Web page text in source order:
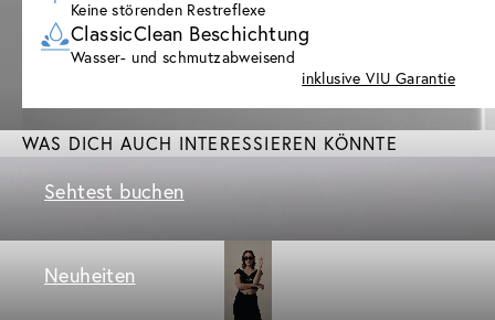
Keine störenden Restreflexe
ClassicClean Beschichtung
Wasser- und schmutzabweisend
inklusive VIU Garantie
WAS DICH AUCH INTERESSIEREN KÖNNTE
Sehtest buchen
Neuheiten